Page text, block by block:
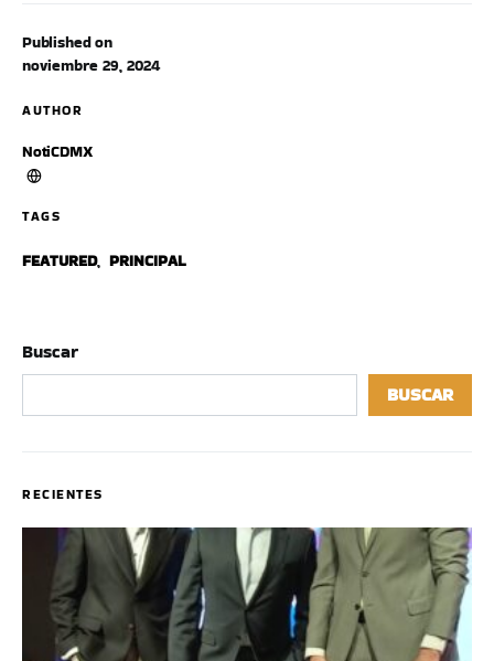
Published on
noviembre 29, 2024
AUTHOR
NotiCDMX
TAGS
FEATURED, PRINCIPAL
Buscar
BUSCAR
RECIENTES